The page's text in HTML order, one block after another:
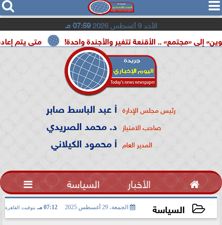
  
الأحد 9 أغسطس 2026 07:59 مـ
متى يتم إعادة تشغيل الأقنعة تتغير والأجندة واحدة!
رئيس مجلس الإدارة أ عبد الباسط صابر
صاحب الامتياز د. محمد الصريدي
المدير العام أ محمود الكيلاني
 الأخبار السياسة 
السياسة الجمعة، 29 أغسطس 2025 07:12 مـ بتوقيت القاهرة